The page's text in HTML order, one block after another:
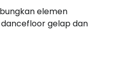
elemen
dancefloor gelap dan